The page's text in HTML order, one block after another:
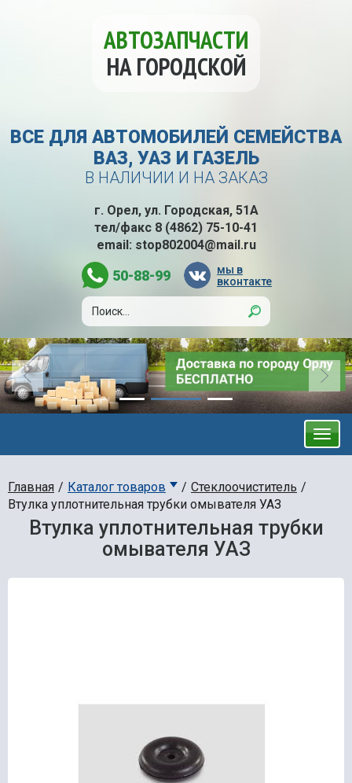
АВТОЗАПЧАСТИ
НА ГОРОДСКОЙ
ВСЕ ДЛЯ АВТОМОБИЛЕЙ СЕМЕЙСТВА
ВАЗ, УАЗ И ГАЗЕЛЬ
В НАЛИЧИИ И НА ЗАКАЗ
г. Орел, ул. Городская, 51А
тел/факс 8 (4862) 75-10-41
email: stop802004@mail.ru
50-88-99
мы в
вконтакте
Главная Каталог товаров
Стеклоочиститель
Втулка уплотнительная трубки омывателя УАЗ
Втулка уплотнительная трубки
омывателя УАЗ